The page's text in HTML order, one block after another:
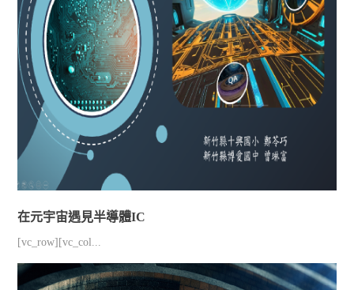
在元宇宙遇見半導體IC
[vc_row][vc_col...